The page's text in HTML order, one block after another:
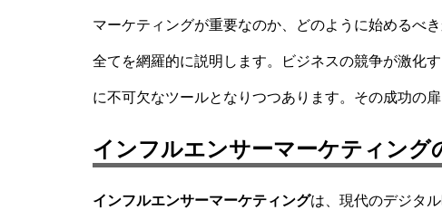
マーケティングが重要なのか、どのように始めるべ
全てを網羅的に説明します。ビジネスの競争が激化
に不可欠なツールとなりつつあります。その成功の
インフルエンサーマーケティング
インフルエンサーマーケティングは、現代のデジタ